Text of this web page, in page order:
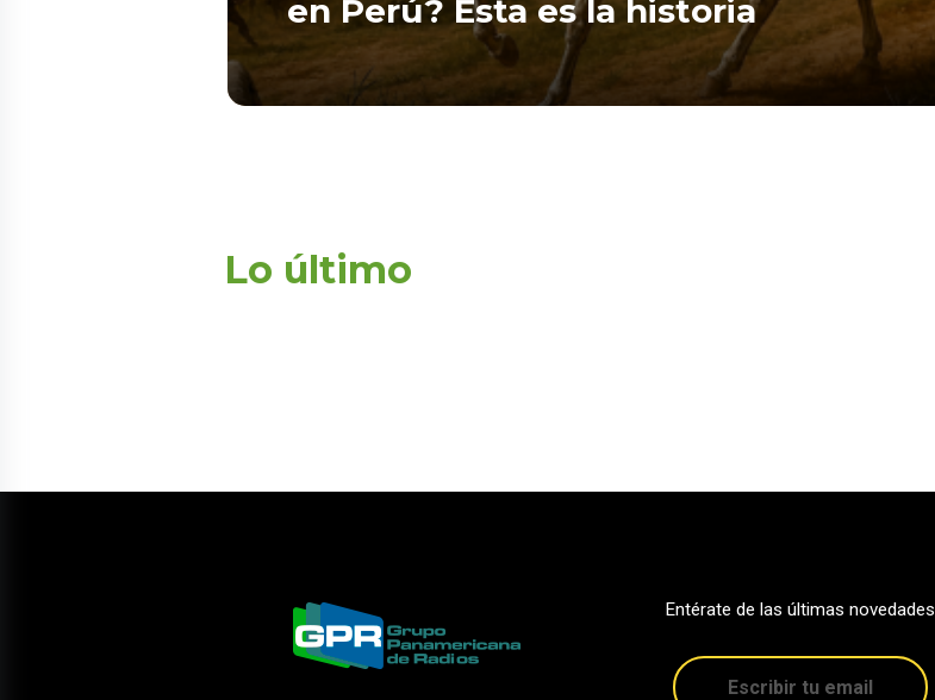
en Perú? Esta es la historia
Lo último
Entérate de las últimas novedades